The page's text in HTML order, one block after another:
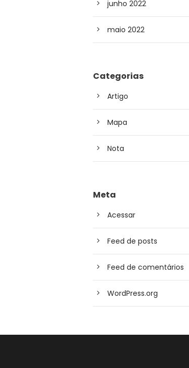
junho 2022
maio 2022
Categorias
Artigo
Mapa
Nota
Meta
Acessar
Feed de posts
Feed de comentários
WordPress.org